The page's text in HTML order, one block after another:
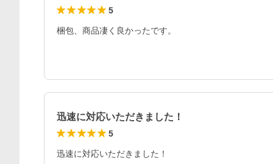
5
梱包、商品凄く良かったです。
迅速に対応いただきました！
5
迅速に対応いただきました！